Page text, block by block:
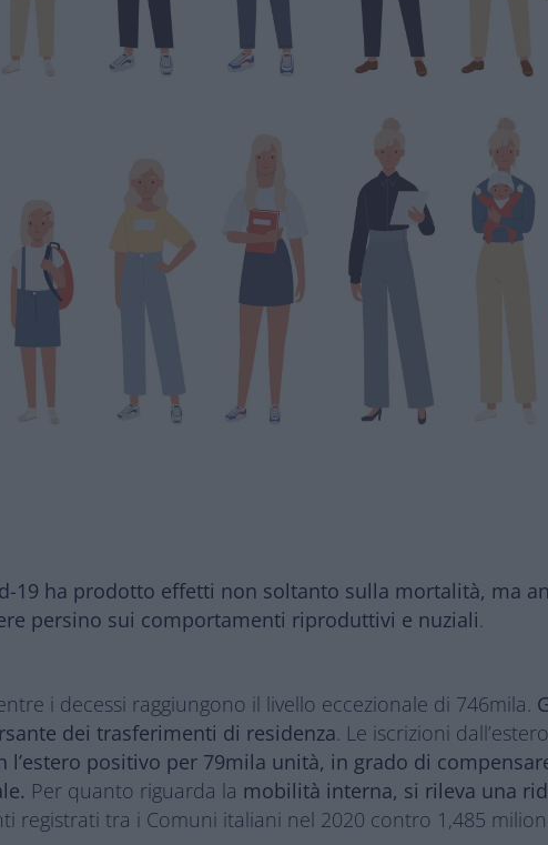
19 ha prodotto effetti non soltanto sulla mortalità, ma
persino sui comportamenti riproduttivi e nuziali.
i decessi raggiungono il livello eccezionale di 746mila.
dei trasferimenti di residenza. Le iscrizioni
positivo per 79mila unità, in grado di
Per quanto riguarda la mobilità interna, si rileva una
registrati tra i Comuni italiani nel 2020 contro 1,485